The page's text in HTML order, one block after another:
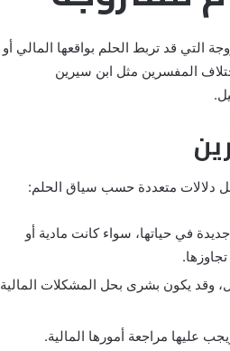
التي قد تربط الحلم بواقعها المالي أو
المفسرين مثل ابن سيرين
دلالات متعددة حسب سياق الحلم:
في حياتها، سواء كانت مادية أو
وقد يكون بشرى بحل المشكلات المالية
عليها مراجعة أمورها المالية.